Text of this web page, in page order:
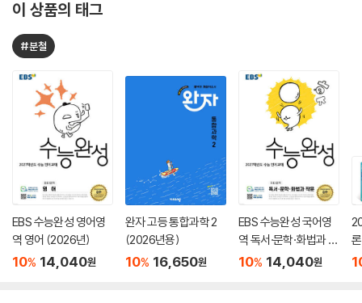
이 상품의 태그
#분철
EBS 수능완성 영어영
역 영어 (2026년)
10% 14,040원
완자 고등 통합과학 2
(2026년용)
10% 16,650원
EBS 수능완성 국어영
역 독서·문학·화법과 작
문 (2026년)
10% 14,040원
(